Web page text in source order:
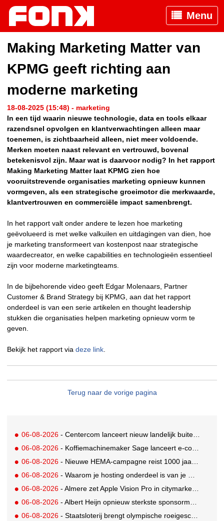
Menu
Making Marketing Matter van
KPMG geeft richting aan
moderne marketing
18-08-2025 (15:48) - marketing
In een tijd waarin nieuwe technologie, data en tools elkaar
razendsnel opvolgen en klantverwachtingen alleen maar
toenemen, is zichtbaarheid alleen, niet meer voldoende.
Merken moeten naast relevant en vertrouwd, bovenal
betekenisvol zijn. Maar wat is daarvoor nodig? In het rapport
Making Marketing Matter laat KPMG zien hoe
vooruitstrevende organisaties marketing opnieuw kunnen
vormgeven, als een strategische groeimotor die merkwaarde,
klantvertrouwen en commerciële impact samenbrengt.
In het rapport valt onder andere te lezen hoe marketing
geëvolueerd is met welke valkuilen en uitdagingen van dien, hoe
je marketing transformeert van kostenpost naar strategische
waardecreator, en welke capabilities en technologieën essentieel
zijn voor moderne marketingteams.
In de bijbehorende video geeft Edgar Molenaars, Partner
Customer & Brand Strategy bij KPMG, aan dat het rapport
onderdeel is van een serie artikelen en thought leadership
stukken die organisaties helpen marketing opnieuw vorm te
geven.
Bekijk het rapport via deze link
Terug naar de vorige pagina
06-08-2026 - Centercom lanceert nieuw landelijk buitereclamenetwerk: City Cubes
06-08-2026 - Koffiemachinemaker Sage lanceert e-commerceplatform voor koffieliefhebbers
06-08-2026 - Nieuwe HEMA-campagne reist 1000 jaar terug in de tijd naar 'Hemastein'
06-08-2026 - Waarom je hosting onderdeel is van je merkstrategie
06-08-2026 - Almere zet Apple Vision Pro in citymarketing
06-08-2026 - Albert Heijn opnieuw sterkste sponsormerk, PostNL daalt
06-08-2026 - Staatsloterij brengt olympische roeigeschiedenis tot leven voor WK Roeien